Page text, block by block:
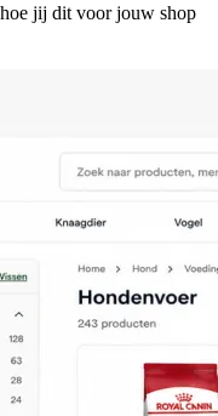
jij dit voor jouw shop